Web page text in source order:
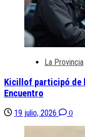
La Provincia
Kicillof participó de
Encuentro
19 julio, 2026 0